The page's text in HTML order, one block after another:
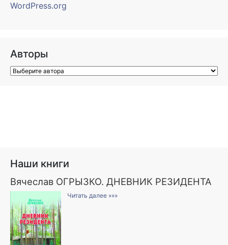
WordPress.org
Авторы
Наши книги
Вячеслав ОГРЫЗКО. ДНЕВНИК РЕЗИДЕНТА
Читать далее »»»